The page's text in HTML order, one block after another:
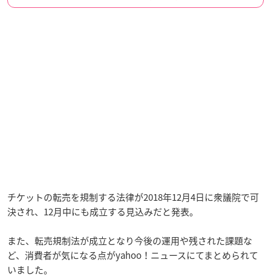
チケットの転売を規制する法律が2018年12月4日に衆議院で可
決され、12月中にも成立する見込みだと発表。
また、転売規制法が成立となり今後の運用や残された課題な
ど、消費者が気になる点がyahoo！ニュースにてまとめられて
いました。